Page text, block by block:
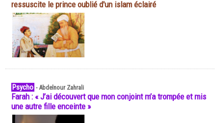
ressuscite le prince oublié d'un islam éclairé
Psycho -Abdelnour Zahrali
Farah : « J’ai découvert que mon conjoint m’a trompée et mis
une autre fille enceinte »